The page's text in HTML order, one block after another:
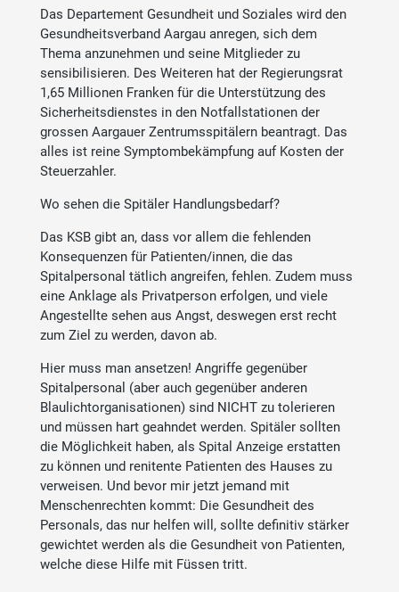
Das Departement Gesundheit und Soziales wird den
Gesundheitsverband Aargau anregen, sich dem
Thema anzunehmen und seine Mitglieder zu
sensibilisieren. Des Weiteren hat der Regierungsrat
1,65 Millionen Franken für die Unterstützung des
Sicherheitsdienstes in den Notfallstationen der
grossen Aargauer Zentrumsspitälern beantragt. Das
alles ist reine Symptombekämpfung auf Kosten der
Steuerzahler.
Wo sehen die Spitäler Handlungsbedarf?
Das KSB gibt an, dass vor allem die fehlenden
Konsequenzen für Patienten/innen, die das
Spitalpersonal tätlich angreifen, fehlen. Zudem muss
eine Anklage als Privatperson erfolgen, und viele
Angestellte sehen aus Angst, deswegen erst recht
zum Ziel zu werden, davon ab.
Hier muss man ansetzen! Angriffe gegenüber
Spitalpersonal (aber auch gegenüber anderen
Blaulichtorganisationen) sind NICHT zu tolerieren
und müssen hart geahndet werden. Spitäler sollten
die Möglichkeit haben, als Spital Anzeige erstatten
zu können und renitente Patienten des Hauses zu
verweisen. Und bevor mir jetzt jemand mit
Menschenrechten kommt: Die Gesundheit des
Personals, das nur helfen will, sollte definitiv stärker
gewichtet werden als die Gesundheit von Patienten,
welche diese Hilfe mit Füssen tritt.